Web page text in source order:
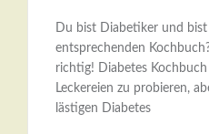
Du bist Diabetiker und
entsprechenden
richtig! Diabetes
Leckereien zu probieren,
lästigen Diabetes